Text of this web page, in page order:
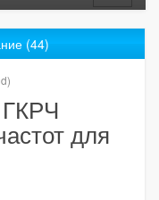
(44)
ГКРЧ
для